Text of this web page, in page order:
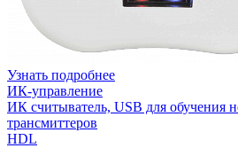
Узнать подробнее
ИК-управление
ИК считыватель, USB для обучения
трансмиттеров
HDL